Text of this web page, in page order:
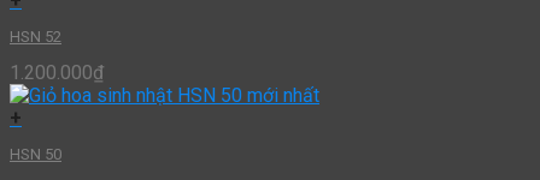
HSN 52
1.200.000₫
+
HSN 50